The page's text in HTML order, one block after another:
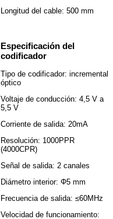
Longitud del cable: 500 mm
Especificación del
codificador
Tipo de codificador: incremental
óptico
Voltaje de conducción: 4,5 V a
5,5 V
Corriente de salida: 20mA
Resolución: 1000PPR
(4000CPR)
Señal de salida: 2 canales
Diámetro interior: Φ5 mm
Frecuencia de salida: ≤60MHz
Velocidad de funcionamiento: